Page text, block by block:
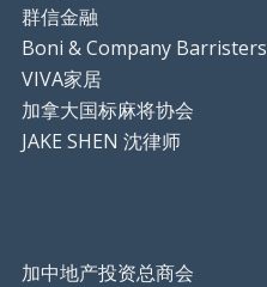
群信金融
Boni & Company Barristers
VIVA家居
加拿大国标麻将协会
JAKE SHEN 沈律师
加中地产投资总商会